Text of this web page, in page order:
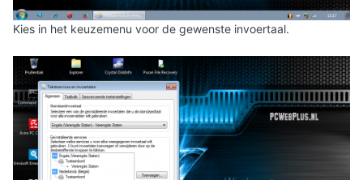
Kies in het keuzemenu voor de gewenste invoertaal.